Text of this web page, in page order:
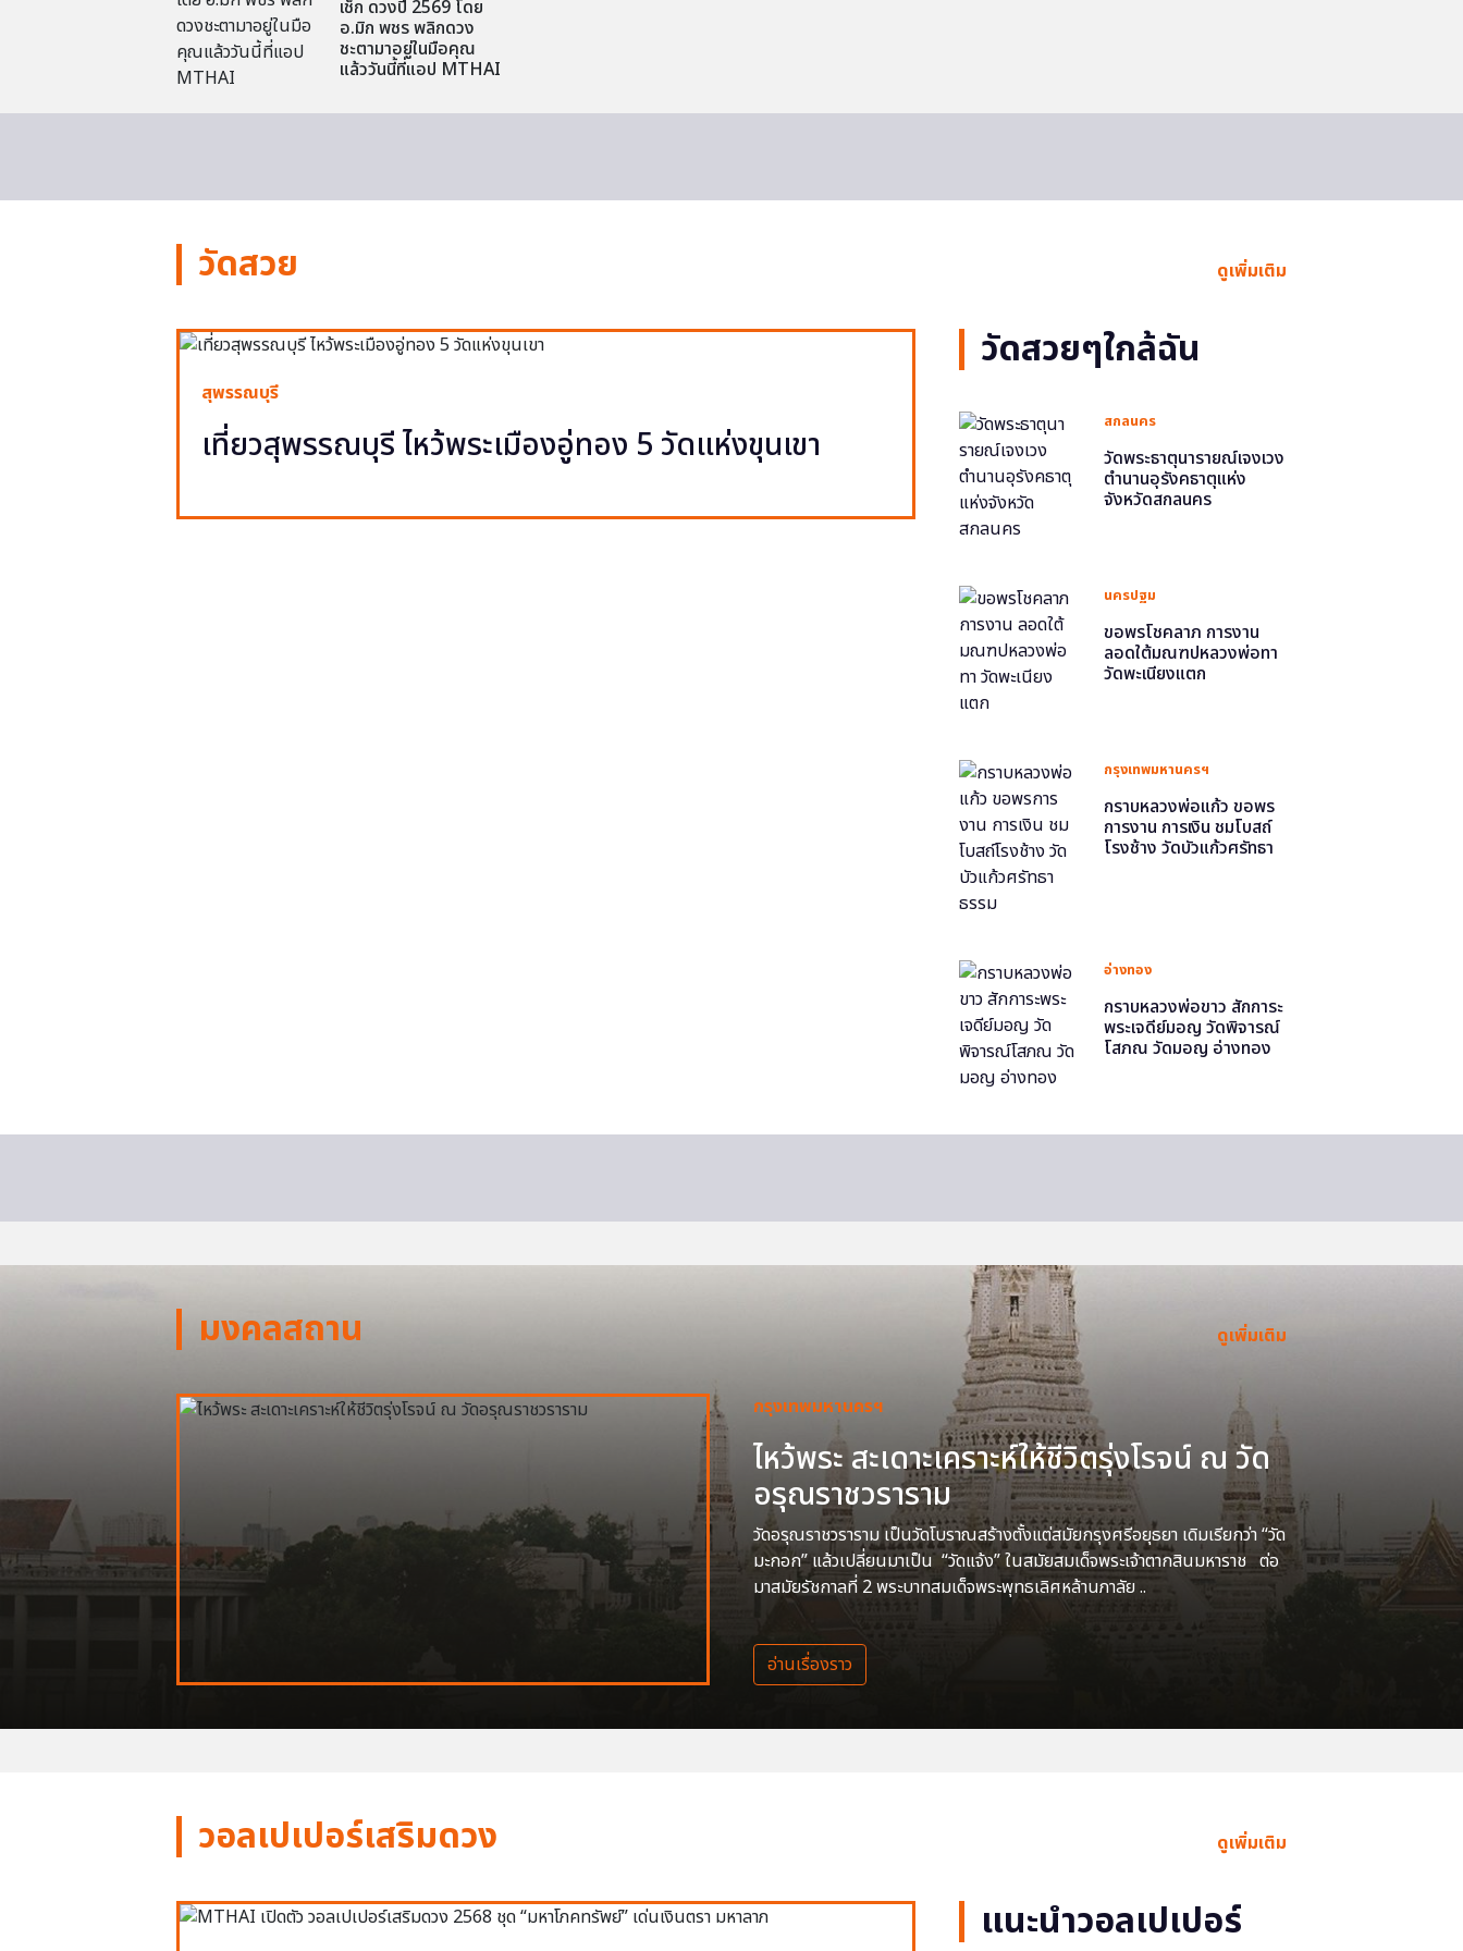
เช็ก ดวงปี 2569 โดย
อ.มิก พชร พลิกดวง
ชะตามาอยู่ในมือคุณ
แล้ววันนี้ที่แอป MTHAI
วัดสวย ดูเพิ่มเติม
สุพรรณบุรี
เที่ยวสุพรรณบุรี ไหว้พระเมืองอู่ทอง 5 วัดแห่งขุนเขา
วัดสวยๆใกล้ฉัน
สกลนคร
วัดพระธาตุนารายณ์เจงเวง
ตำนานอุรังคธาตุแห่ง
จังหวัดสกลนคร
นครปฐม
ขอพรโชคลาภ การงาน
ลอดใต้มณฑปหลวงพ่อทา
วัดพะเนียงแตก
กรุงเทพมหานครฯ
กราบหลวงพ่อแก้ว ขอพร
การงาน การเงิน ชมโบสถ์
โรงช้าง วัดบัวแก้วศรัทธา
อ่างทอง
กราบหลวงพ่อขาว สักการะ
พระเจดีย์มอญ วัดพิจารณ์
โสภณ วัดมอญ อ่างทอง
มงคลสถาน ดูเพิ่มเติม
กรุงเทพมหานครฯ
ไหว้พระ สะเดาะเคราะห์ให้ชีวิตรุ่งโรจน์ ณ วัด
อรุณราชวราราม
วัดอรุณราชวราราม เป็นวัดโบราณสร้างตั้งแต่สมัยกรุงศรีอยุธยา เดิมเรียกว่า “วัด
มะกอก” แล้วเปลี่ยนมาเป็น “วัดแจ้ง” ในสมัยสมเด็จพระเจ้าตากสินมหาราช ต่อ
มาสมัยรัชกาลที่ 2 พระบาทสมเด็จพระพุทธเลิศหล้านภาลัย ..
อ่านเรื่องราว
วอลเปเปอร์เสริมดวง ดูเพิ่มเติม
แนะนำวอลเปเปอร์